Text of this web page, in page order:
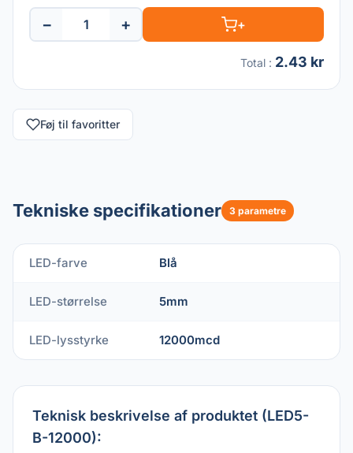
− + +
Total : 2.43 kr
Føj til favoritter
Tekniske specifikationer 3 parametre
LED-farve Blå
LED-størrelse 5mm
LED-lysstyrke 12000mcd
Teknisk beskrivelse af produktet (LED5-
B-12000):